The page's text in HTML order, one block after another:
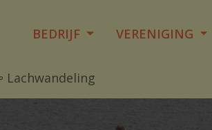
BEDRIJF VERENIGING
Lachwandeling